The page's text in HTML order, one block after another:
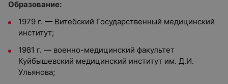
Образование:
1979 г. — Витебский Государственный медицинский
институт;
1981 г. — военно-медицинский факультет
Куйбышевский медицинский институт им. Д.И.
Ульянова;